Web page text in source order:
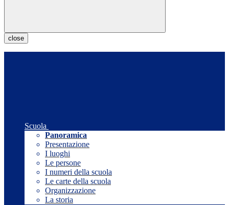
close
Scuola
Panoramica
Presentazione
I luoghi
Le persone
I numeri della scuola
Le carte della scuola
Organizzazione
La storia